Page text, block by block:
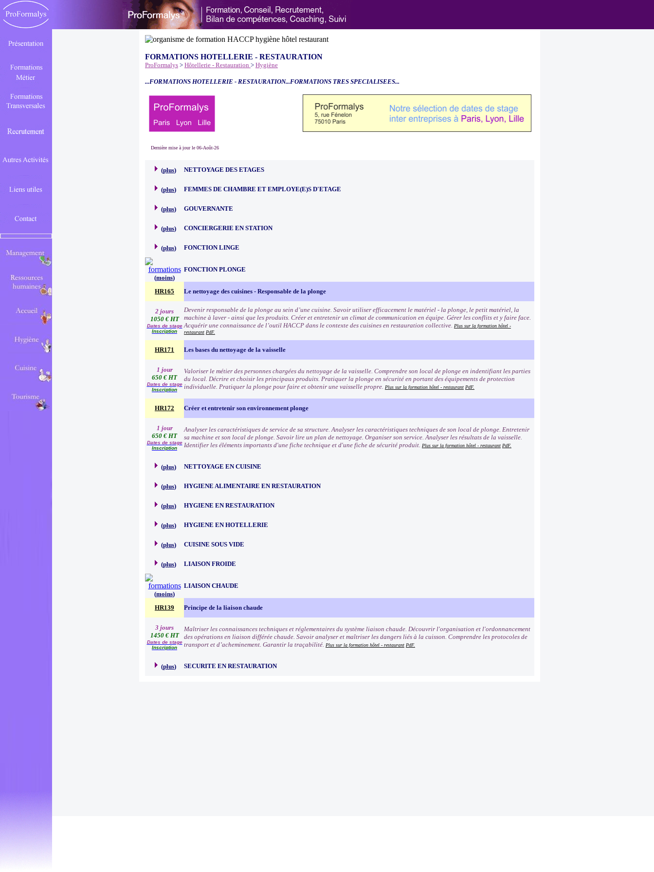
FORMATIONS HOTELLERIE - RESTAURATION
ProFormalys > Hôtellerie - Restauration > Hygiène
...FORMATIONS HOTELLERIE - RESTAURATION...FORMATIONS TRES SPECIALISEES...
Dernière mise à jour le 06-Août-26
(plus) NETTOYAGE DES ETAGES
(plus) FEMMES DE CHAMBRE ET EMPLOYE(E)S D'ETAGE
(plus) GOUVERNANTE
(plus) CONCIERGERIE EN STATION
(plus) FONCTION LINGE
(moins)
FONCTION PLONGE
HR165 Le nettoyage des cuisines - Responsable de la plonge
2 jours
1050 € HT
Dates de stage
Inscription
Devenir responsable de la plonge au sein d’une cuisine. Savoir utiliser efficacement le matériel - la plonge, le petit matériel, la
machine à laver - ainsi que les produits. Créer et entretenir un climat de communication en équipe. Gérer les conflits et y faire face.
Acquérir une connaissance de l’outil HACCP dans le contexte des cuisines en restauration collective. Plus sur la formation hôtel -
restaurant PdF.
HR171 Les bases du nettoyage de la vaisselle
1 jour
650 € HT
Dates de stage
Inscription
Valoriser le métier des personnes chargées du nettoyage de la vaisselle. Comprendre son local de plonge en indentifiant les parties
du local. Décrire et choisir les principaux produits. Pratiquer la plonge en sécurité en portant des équipements de protection
individuelle. Pratiquer la plonge pour faire et obtenir une vaisselle propre. Plus sur la formation hôtel - restaurant PdF.
HR172 Créer et entretenir son environnement plonge
1 jour
650 € HT
Dates de stage
Inscription
Analyser les caractéristiques de service de sa structure. Analyser les caractéristiques techniques de son local de plonge. Entretenir
sa machine et son local de plonge. Savoir lire un plan de nettoyage. Organiser son service. Analyser les résultats de la vaisselle.
Identifier les éléments importants d'une fiche technique et d'une fiche de sécurité produit. Plus sur la formation hôtel - restaurant PdF.
(plus) NETTOYAGE EN CUISINE
(plus) HYGIENE ALIMENTAIRE EN RESTAURATION
(plus) HYGIENE EN RESTAURATION
(plus) HYGIENE EN HOTELLERIE
(plus) CUISINE SOUS VIDE
(plus) LIAISON FROIDE
(moins)
LIAISON CHAUDE
HR139 Principe de la liaison chaude
3 jours
1450 € HT
Dates de stage
Inscription
Maîtriser les connaissances techniques et réglementaires du système liaison chaude. Découvrir l'organisation et l'ordonnancement
des opérations en liaison différée chaude. Savoir analyser et maîtriser les dangers liés à la cuisson. Comprendre les protocoles de
transport et d’acheminement. Garantir la traçabilité. Plus sur la formation hôtel - restaurant PdF.
(plus) SECURITE EN RESTAURATION